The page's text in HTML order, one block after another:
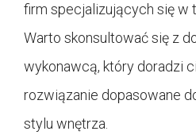
firm specjalizujących się w
Warto skonsultować się z
wykonawcą, który doradzi
rozwiązanie dopasowane
stylu wnętrza.